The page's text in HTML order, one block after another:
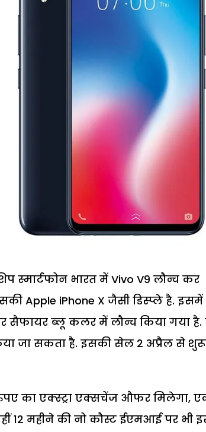
स्मार्टफोन भारत में Vivo V9 लौन्च कर
Apple iPhone X जैसी डिस्प्ले है. इसमें
सैफायर ब्लू कलर में लौन्च किया गया
जा सकता है. इसकी सेल 2 अप्रैल से शुरू
का एक्स्ट्रा एक्सचेंज औफर मिलेगा,
12 महीने की नो कौस्ट ईएमआई पर भी